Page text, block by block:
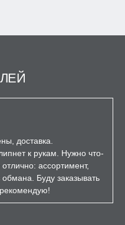
доставка.
к рукам. Нужно что-
ассортимент,
Буду заказывать